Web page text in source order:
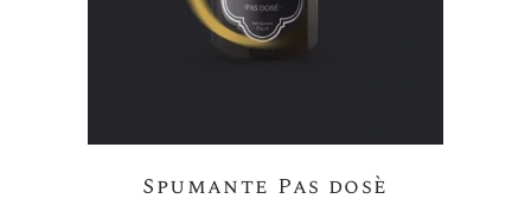
Spumante Pas dosè